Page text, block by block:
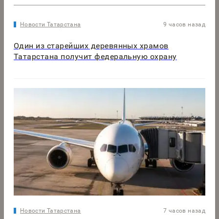
Новости Татарстана 9 часов назад
Один из старейших деревянных храмов
Татарстана получит федеральную охрану
Новости Татарстана 7 часов назад